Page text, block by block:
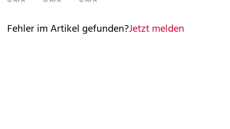
Fehler im Artikel gefunden?Jetzt melden